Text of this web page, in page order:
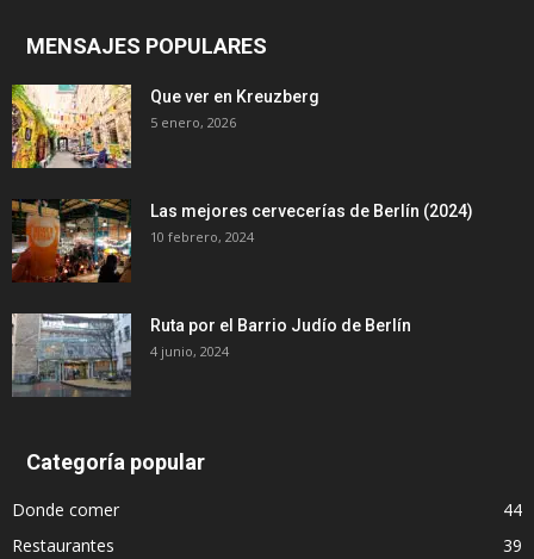
MENSAJES POPULARES
Que ver en Kreuzberg
5 enero, 2026
Las mejores cervecerías de Berlín (2024)
10 febrero, 2024
Ruta por el Barrio Judío de Berlín
4 junio, 2024
Categoría popular
Donde comer
44
Restaurantes
39